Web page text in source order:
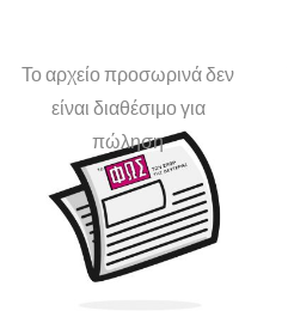
Το αρχείο προσωρινά δεν
είναι διαθέσιμο για
πώληση